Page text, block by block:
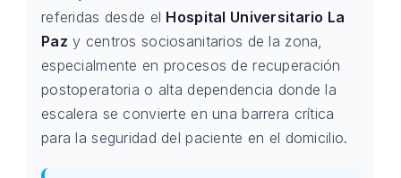
referidas desde el Hospital Universitario La
Paz y centros sociosanitarios de la zona,
especialmente en procesos de recuperación
postoperatoria o alta dependencia donde la
escalera se convierte en una barrera crítica
para la seguridad del paciente en el domicilio.